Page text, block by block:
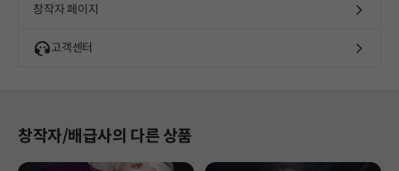
창작자 페이지
고객센터
창작자/배급사의 다른 상품